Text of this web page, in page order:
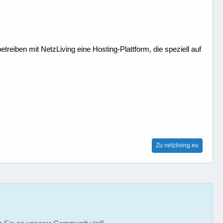
mit NetzLiving eine Hosting-Plattform, die speziell auf
Zu netzliving.eu